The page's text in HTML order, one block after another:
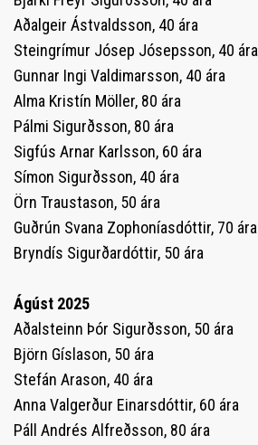
Aðalgeir Ástvaldsson, 40 ára
Steingrímur Jósep Jósepsson, 40 ára
Gunnar Ingi Valdimarsson, 40 ára
Alma Kristín Möller, 80 ára
Pálmi Sigurðsson, 80 ára
Sigfús Arnar Karlsson, 60 ára
Símon Sigurðsson, 40 ára
Örn Traustason, 50 ára
Guðrún Svana Zophoníasdóttir, 70 ára
Bryndís Sigurðardóttir, 50 ára
Ágúst 2025
Aðalsteinn Þór Sigurðsson, 50 ára
Björn Gíslason, 50 ára
Stefán Arason, 40 ára
Anna Valgerður Einarsdóttir, 60 ára
Páll Andrés Alfreðsson, 80 ára